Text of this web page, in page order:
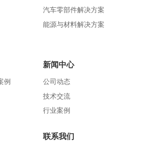
汽车零部件解决方案
能源与材料解决方案
例
新闻中心
公司动态
技术交流
行业案例
联系我们